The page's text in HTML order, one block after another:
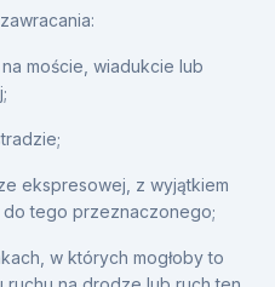
moście, wiadukcie lub
ekspresowej, z wyjątkiem
tego przeznaczonego;
w których mogłoby to